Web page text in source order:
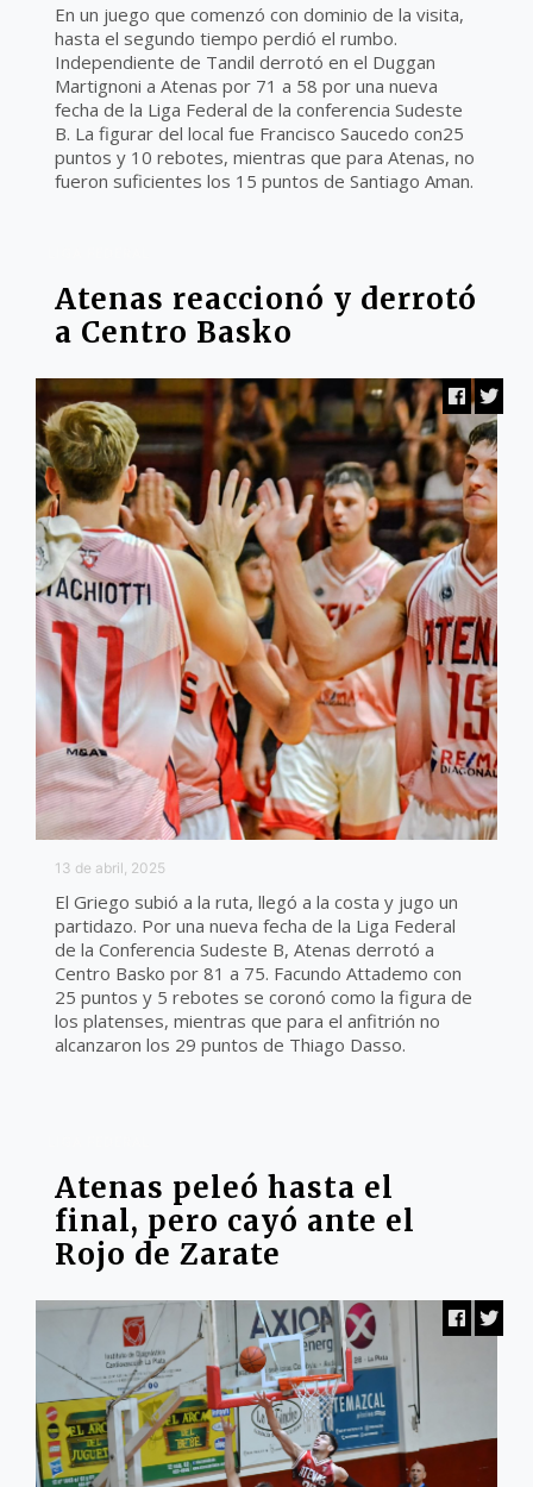
En un juego que comenzó con dominio de la visita,
hasta el segundo tiempo perdió el rumbo.
Independiente de Tandil derrotó en el Duggan
Martignoni a Atenas por 71 a 58 por una nueva
fecha de la Liga Federal de la conferencia Sudeste
B. La figurar del local fue Francisco Saucedo con25
puntos y 10 rebotes, mientras que para Atenas, no
fueron suficientes los 15 puntos de Santiago Aman.
Atenas reaccionó y derrotó
a Centro Basko
13 de abril, 2025
El Griego subió a la ruta, llegó a la costa y jugo un
partidazo. Por una nueva fecha de la Liga Federal
de la Conferencia Sudeste B, Atenas derrotó a
Centro Basko por 81 a 75. Facundo Attademo con
25 puntos y 5 rebotes se coronó como la figura de
los platenses, mientras que para el anfitrión no
alcanzaron los 29 puntos de Thiago Dasso.
Atenas peleó hasta el
final, pero cayó ante el
Rojo de Zarate